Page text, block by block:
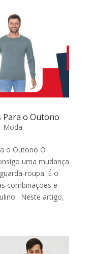
Para o Outono
Moda
o Outono O
uma mudança
roupa. É o
combinações e
Neste artigo,